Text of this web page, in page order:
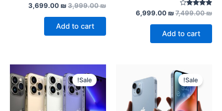
Rated
4.00
out of 5
7,499.00₪
6,999.00 ₪
Add to cart
Rated
0
out
3,999.00₪
3,699.00 ₪
Add to cart
Sale!
Sale!